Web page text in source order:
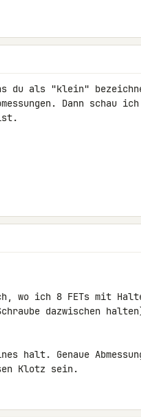
du als "klein"
Dann schau
wo ich 8 FETs mit
dazwischen
halt. Genaue
Klotz sein.